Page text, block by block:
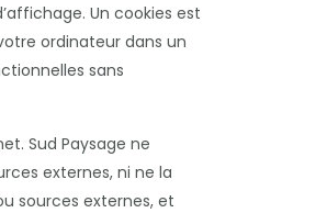
Un cookies est
ordinateur dans un
sans
Sud Paysage ne
externes, ni ne la
sources externes, et